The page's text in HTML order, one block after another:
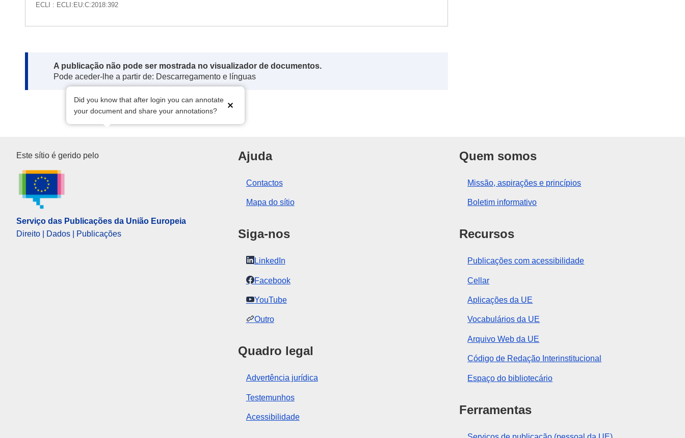
ECLI : ECLI:EU:C:2018:392
Note:
A publicação não pode ser mostrada no visualizador de documentos.
Pode aceder-lhe a partir de: Descarregamento e línguas
Did you know that after login you can annotate
your document and share your annotations?
Serviço das Publicações da União Europeia
Este sítio é gerido pelo
Serviço das Publicações da União Europeia
Direito | Dados | Publicações
Ajuda
Contactos
Mapa do sítio
Siga-nos
LinkedIn
Facebook
YouTube
Outro
Quadro legal
Advertência jurídica
Testemunhos
Acessibilidade
Quem somos
Missão, aspirações e princípios
Boletim informativo
Recursos
Publicações com acessibilidade
Cellar
Aplicações da UE
Vocabulários da UE
Arquivo Web da UE
Código de Redação Interinstitucional
Espaço do bibliotecário
Ferramentas